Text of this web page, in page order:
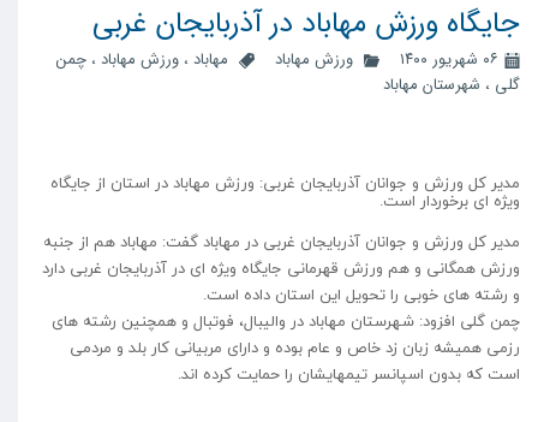
جایگاه ورزش مهاباد در آذربایجان غربی
۰۶ شهریور ۱۴۰۰ ورزش مهاباد مهاباد ، ورزش مهاباد ، چمن
گلی ، شهرستان مهاباد
مدیر کل ورزش و جوانان آذربایجان غربی: ورزش مهاباد در استان از جایگاه
ویژه ای برخوردار است.
مدیر کل ورزش و جوانان آذربایجان غربی در مهاباد گفت: مهاباد هم از جنبه
ورزش همگانی و هم ورزش قهرمانی جایگاه ویژه ای در آذربایجان غربی دارد
و رشته های خوبی را تحویل این استان داده است.
چمن گلی افزود: شهرستان مهاباد در والیبال، فوتبال و همچنین رشته های
رزمی همیشه زبان زد خاص و عام بوده و دارای مربیانی کار بلد و مردمی
است که بدون اسپانسر تیمهایشان را حمایت کرده اند.